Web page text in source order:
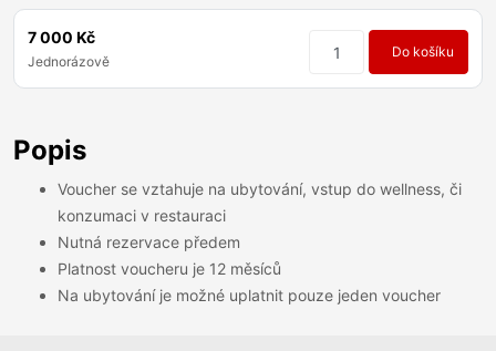
7 000 Kč
Jednorázově
Do košíku
Popis
Voucher se vztahuje na ubytování, vstup do wellness, či
konzumaci v restauraci
Nutná rezervace předem
Platnost voucheru je 12 měsíců
Na ubytování je možné uplatnit pouze jeden voucher